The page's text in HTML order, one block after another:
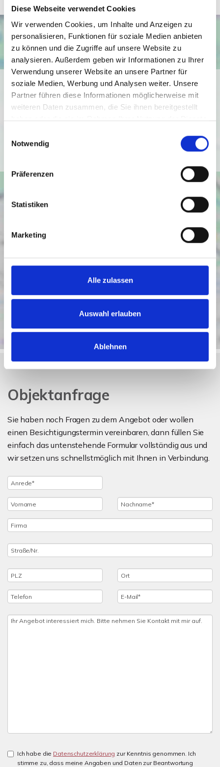
Diese Webseite verwendet Cookies
Wir verwenden Cookies, um Inhalte und Anzeigen zu
personalisieren, Funktionen für soziale Medien anbieten
zu können und die Zugriffe auf unsere Website zu
analysieren. Außerdem geben wir Informationen zu Ihrer
Verwendung unserer Website an unsere Partner für
soziale Medien, Werbung und Analysen weiter. Unsere
Partner führen diese Informationen möglicherweise mit
weiteren Daten zusammen, die Sie ihnen bereitgestellt
haben oder die sie im Rahmen Ihrer Nutzung der Dienste
Notwendig
Präferenzen
Statistiken
Marketing
Alle zulassen
Auswahl erlauben
Ablehnen
Ich bin damit einverstanden, dass mir Karten von Google
angezeigt werden. Es gelten die
Datenschutzbedingungen von Google
(https://policies.google.com/privacy).
Objektanfrage
Sie haben noch Fragen zu dem Angebot oder wollen
einen Besichtigungstermin vereinbaren, dann füllen Sie
einfach das untenstehende Formular vollständig aus und
wir setzen uns schnellstmöglich mit Ihnen in Verbindung.
Ich habe die Datenschutzerklärung zur Kenntnis genommen. Ich
stimme zu, dass meine Angaben und Daten zur Beantwortung